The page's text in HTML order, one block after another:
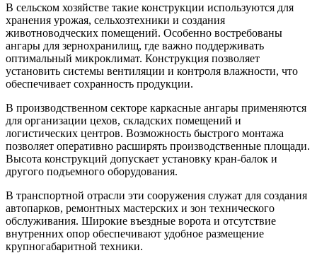
В сельском хозяйстве такие конструкции используются для
хранения урожая, сельхозтехники и создания
животноводческих помещений. Особенно востребованы
ангары для зернохранилищ, где важно поддерживать
оптимальный микроклимат. Конструкция позволяет
установить системы вентиляции и контроля влажности, что
обеспечивает сохранность продукции.
В производственном секторе каркасные ангары применяются
для организации цехов, складских помещений и
логистических центров. Возможность быстрого монтажа
позволяет оперативно расширять производственные площади.
Высота конструкций допускает установку кран-балок и
другого подъемного оборудования.
В транспортной отрасли эти сооружения служат для создания
автопарков, ремонтных мастерских и зон технического
обслуживания. Широкие въездные ворота и отсутствие
внутренних опор обеспечивают удобное размещение
крупногабаритной техники.